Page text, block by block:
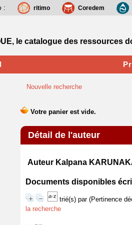
Nouvelle recherche
Détail de l'auteur
Auteur Kalpana
Documents disponibles
trié(s) par (Pertinence
la recherche
: ritimo Coredem
le catalogue des ressources